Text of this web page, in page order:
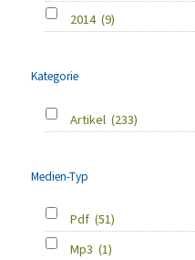
2014 (9)
Kategorie
Artikel (233)
Medien-Typ
Pdf (51)
Mp3 (1)